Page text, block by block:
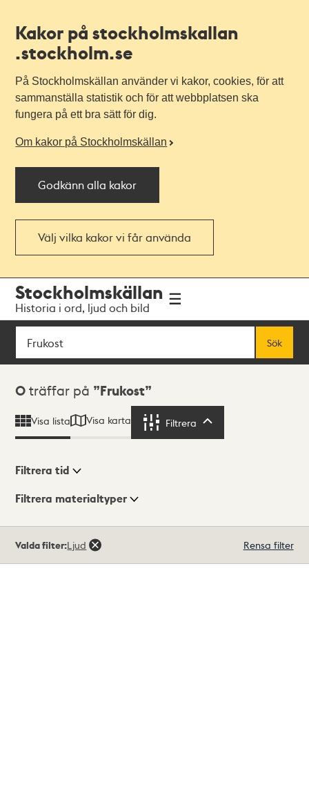
Kakor på stockholmskallan
.stockholm.se
På Stockholmskällan använder vi kakor, cookies, för att
sammanställa statistik och för att webbplatsen ska
fungera på ett bra sätt för dig.
Om kakor på Stockholmskällan
Godkänn alla kakor
Välj vilka kakor vi får använda
navigationen
huvudinnehållet
Stockholmskällan
Historia i ord, ljud och bild
Sök
Sök
Sökresultat
0 träffar på Frukost
Visa lista Visa karta Filtrera
Visningsläge
Filtrera tid
Filtrera materialtyper
träffar
Valda filter:Ljud Rensa filter